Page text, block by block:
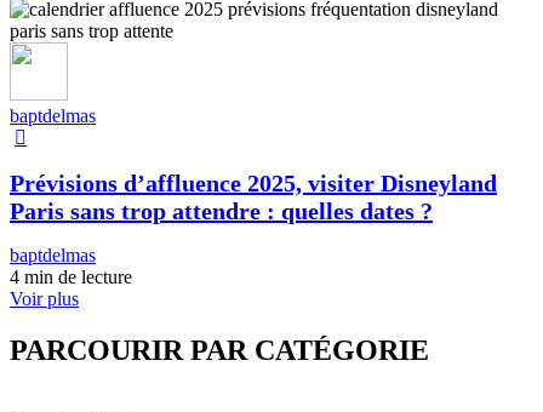
baptdelmas
Prévisions d’affluence 2025, visiter Disneyland
Paris sans trop attendre : quelles dates ?
baptdelmas
4 min de lecture
Voir plus
PARCOURIR PAR CATÉGORIE